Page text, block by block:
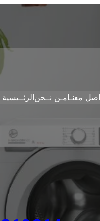
الرئــيسيةمـن نــحنمعنـا